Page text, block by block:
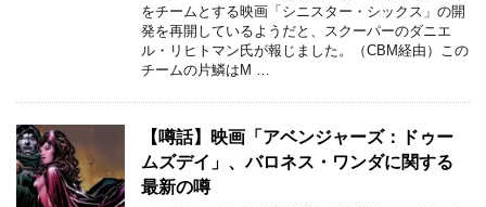
をチームとする映画「シニスター・シックス」の開
発を再開しているようだと、スクーパーのダニエ
ル・リヒトマン氏が報じました。（CBM経由）この
チームの片鱗はM …
【噂話】映画「アベンジャーズ：ドゥー
ムズデイ」、バロネス・ワンダに関する
最新の噂